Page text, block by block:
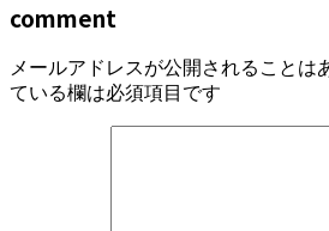
comment
メールアドレスが公開されることは
ている欄は必須項目です